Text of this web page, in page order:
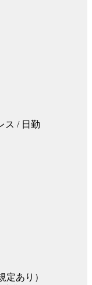
ス / 日勤
あり）